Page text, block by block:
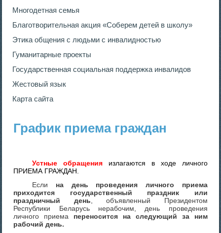
Многодетная семья
Благотворительная акция «Соберем детей в школу»
Этика общения с людьми с инвалидностью
Гуманитарные проекты
Государственная социальная поддержка инвалидов
Жестовый язык
Карта сайта
График приема граждан
Устные обращения
излагаются в ходе личного
ПРИЕМА ГРАЖДАН.
Если на день проведения личного приема
приходится государственный праздник или
праздничный день , объявленный Президентом
Республики Беларусь нерабочим, день проведения
личного приема переносится на следующий за ним
рабочий день.